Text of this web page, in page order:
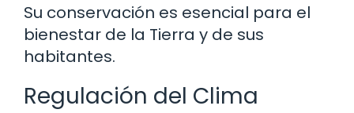
Su conservación es esencial para el
bienestar de la Tierra y de sus
habitantes.
Regulación del Clima